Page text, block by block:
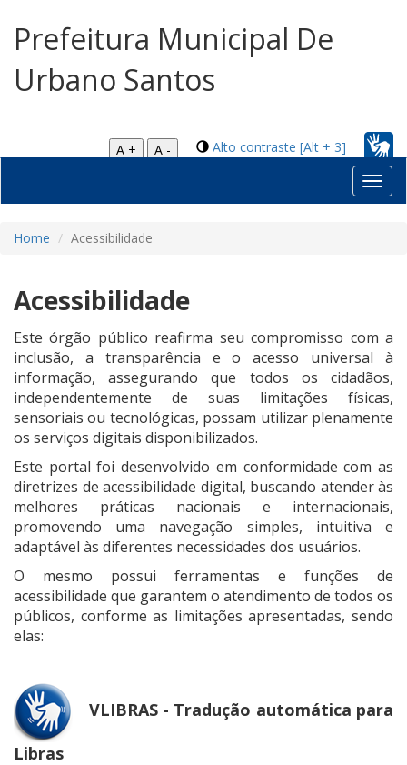
Prefeitura Municipal De
Urbano Santos
Alto contraste [Alt + 3]
A +
A -
Home Acessibilidade
Acessibilidade
Este órgão público reafirma seu compromisso com a
inclusão, a transparência e o acesso universal à
informação, assegurando que todos os cidadãos,
independentemente de suas limitações físicas,
sensoriais ou tecnológicas, possam utilizar plenamente
os serviços digitais disponibilizados.
Este portal foi desenvolvido em conformidade com as
diretrizes de acessibilidade digital, buscando atender às
melhores práticas nacionais e internacionais,
promovendo uma navegação simples, intuitiva e
adaptável às diferentes necessidades dos usuários.
O mesmo possui ferramentas e funções de
acessibilidade que garantem o atendimento de todos os
públicos, conforme as limitações apresentadas, sendo
elas:
VLIBRAS - Tradução automática para
Libras